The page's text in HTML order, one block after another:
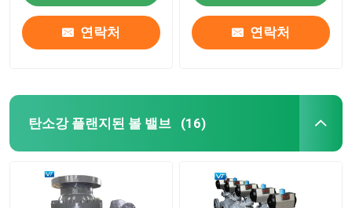
연락처 연락처
탄소강 플랜지된 볼 밸브 (16)